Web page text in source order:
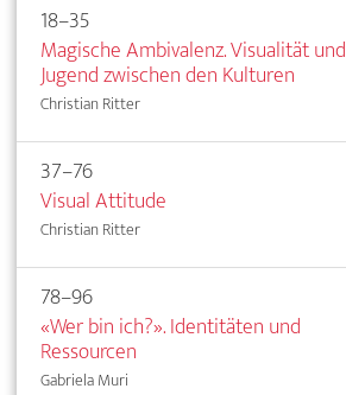
18–35
Magische Ambivalenz. Visualität und
Jugend zwischen den Kulturen
Christian Ritter
37–76
Visual Attitude
Christian Ritter
78–96
«Wer bin ich?». Identitäten und
Ressourcen
Gabriela Muri